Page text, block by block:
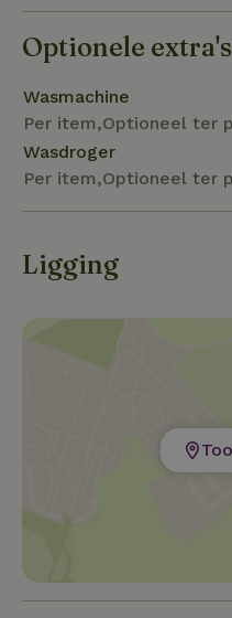
bakker, supermarkt en
Optionele extra's
Wasmachine
Per item,Optioneel ter
Wasdroger
Per item,Optioneel ter
Ligging